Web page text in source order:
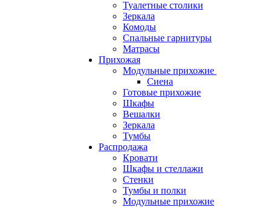
Туалетные столики
Зеркала
Комоды
Спальные гарнитуры
Матрасы
Прихожая
Модульные прихожие
Сиена
Готовые прихожие
Шкафы
Вешалки
Зеркала
Тумбы
Распродажа
Кровати
Шкафы и стеллажи
Стенки
Тумбы и полки
Модульные прихожие